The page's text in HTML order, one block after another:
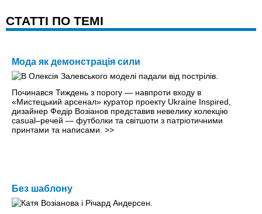
CТАТТІ ПО ТЕМІ
Мода як демонстрація сили
Починався Тиждень з порогу — навпроти входу в
«Мистецький арсенал» куратор проекту Ukraine Inspired,
дизайнер Федір Возіанов представив невелику колекцію
casual–речей — футболки та світшоти з патріотичними
принтами та написами. >>
Без шаблону